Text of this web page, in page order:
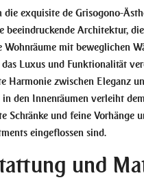
exquisite de Grisogono-
beeindruckende Architektur,
Wohnräume mit beweglichen
Luxus und Funktionalität
Harmonie zwischen Eleganz
den Innenräumen verleiht
Schränke und feine Vorhänge
eingeflossen sind.
und